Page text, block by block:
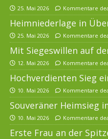
25. Mai 2026 Kommentare
Heimniederlage in
25. Mai 2026 Kommentare
Mit Siegeswillen auf
12. Mai 2026 Kommentare
Hochverdienten Sieg
10. Mai 2026 Kommentare
Souveräner Heimsieg
10. Mai 2026 Kommentare
Erste Frau an der